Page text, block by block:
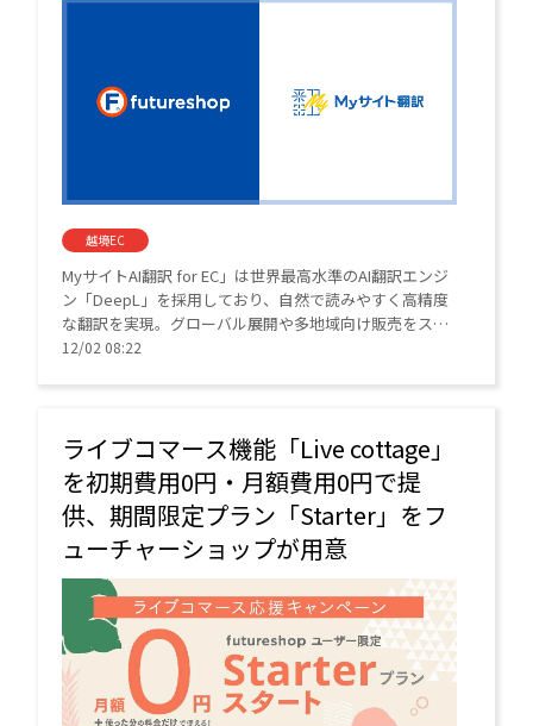
越境EC
MyサイトAI翻訳 for EC」は世界最高水準のAI翻訳エンジ
ン「DeepL」を採用しており、自然で読みやすく高精度
な翻訳を実現。グローバル展開や多地域向け販売をスピ
ーディに支援している。
12/02 08:22
ライブコマース機能「Live cottage」
を初期費用0円・月額費用0円で提
供、期間限定プラン「Starter」をフ
ューチャーショップが用意